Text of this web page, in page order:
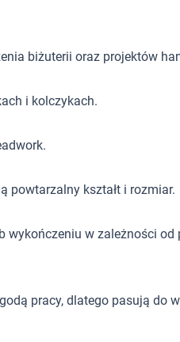
biżuterii oraz projektów
i kolczykach.
powtarzalny kształt i rozmiar.
wykończeniu w zależności od
pracy, dlatego pasują